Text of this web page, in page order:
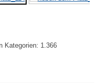
Kategorien: 1.366